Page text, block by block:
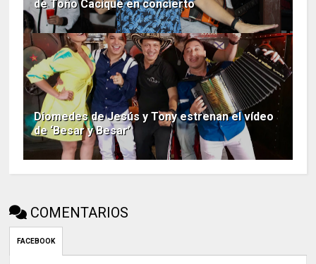
de Toño Cacique en concierto
Diomedes de Jesús y Tony estrenan el vídeo
de ‘Besar y Besar’
COMENTARIOS
FACEBOOK